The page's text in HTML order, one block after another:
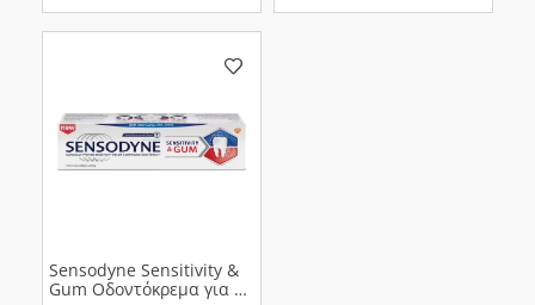
Sensodyne Sensitivity &
Gum Οδοντόκρεμα για τα